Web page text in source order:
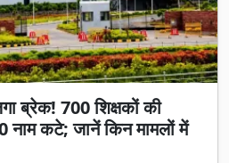
ब्रेक! 700 शिक्षकों की
नाम कटे; जानें किन मामलों में